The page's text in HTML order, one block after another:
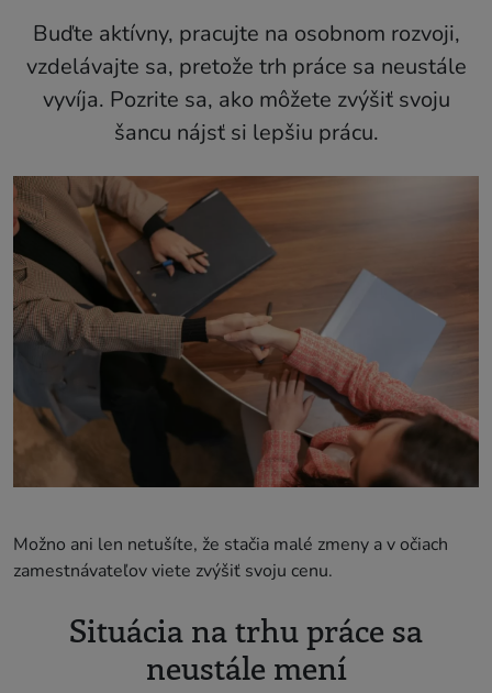
Buďte aktívny, pracujte na osobnom rozvoji,
vzdelávajte sa, pretože trh práce sa neustále
vyvíja. Pozrite sa, ako môžete zvýšiť svoju
šancu nájsť si lepšiu prácu.
Možno ani len netušíte, že stačia malé zmeny a v očiach
zamestnávateľov viete zvýšiť svoju cenu.
Situácia na trhu práce sa
neustále mení